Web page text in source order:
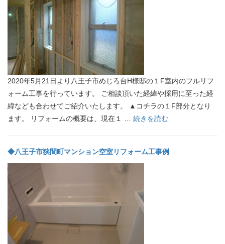
2020年5月21日より八王子市めじろ台H様邸の１F室内のフルリフ
ォーム工事を行っています。 ご相談頂いた経緯や採用に至った経
緯なども合わせてご紹介いたします。 ▲コチラの１F部分となり
ます。 リフォームの概要は、現在１ … 続きを読む
◆八王子市狭間町マンション空室リフォーム工事例